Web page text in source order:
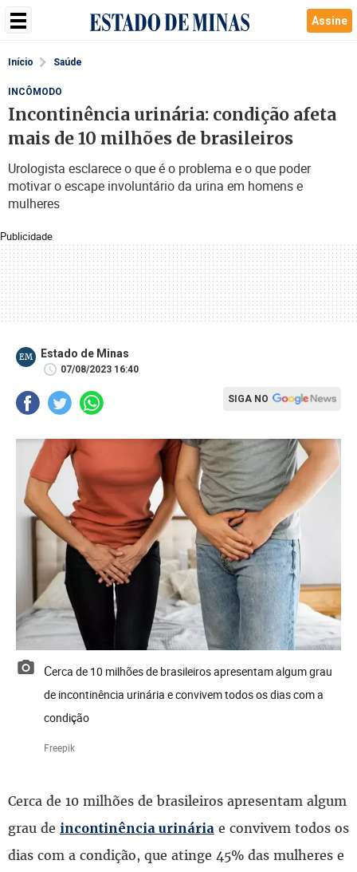
Assine
Início Saúde
Publicidade
INCÔMODO
Incontinência urinária: condição afeta
mais de 10 milhões de brasileiros
Urologista esclarece o que é o problema e o que poder
motivar o escape involuntário da urina em homens e
mulheres
EM Estado de Minas
07/08/2023 16:40
SIGA NO
Cerca de 10 milhões de brasileiros apresentam algum grau
de incontinência urinária e convivem todos os dias com a
condição
Freepik
Cerca de 10 milhões de brasileiros apresentam algum
grau de incontinência urinária e convivem todos os
dias com a condição, que atinge 45% das mulheres e